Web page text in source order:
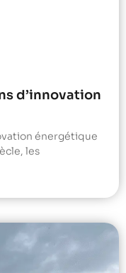
d’innovation
énergétique
les